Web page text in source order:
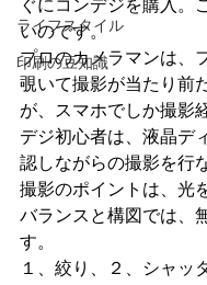
ライフスタイル
印刷の豆知識
ぐにコンデジを購入。
いのです。
プロのカメラマンは、
覗いて撮影が当たり前
が、スマホでしか撮影
デジ初心者は、液晶デ
認しながらの撮影を行
撮影のポイントは、光
バランスと構図では、
す。
１、絞り、２、シャッ